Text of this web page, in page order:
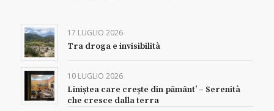
17 LUGLIO 2026
Tra droga e invisibilità
10 LUGLIO 2026
Liniștea care crește din pământ’ – Serenità
che cresce dalla terra